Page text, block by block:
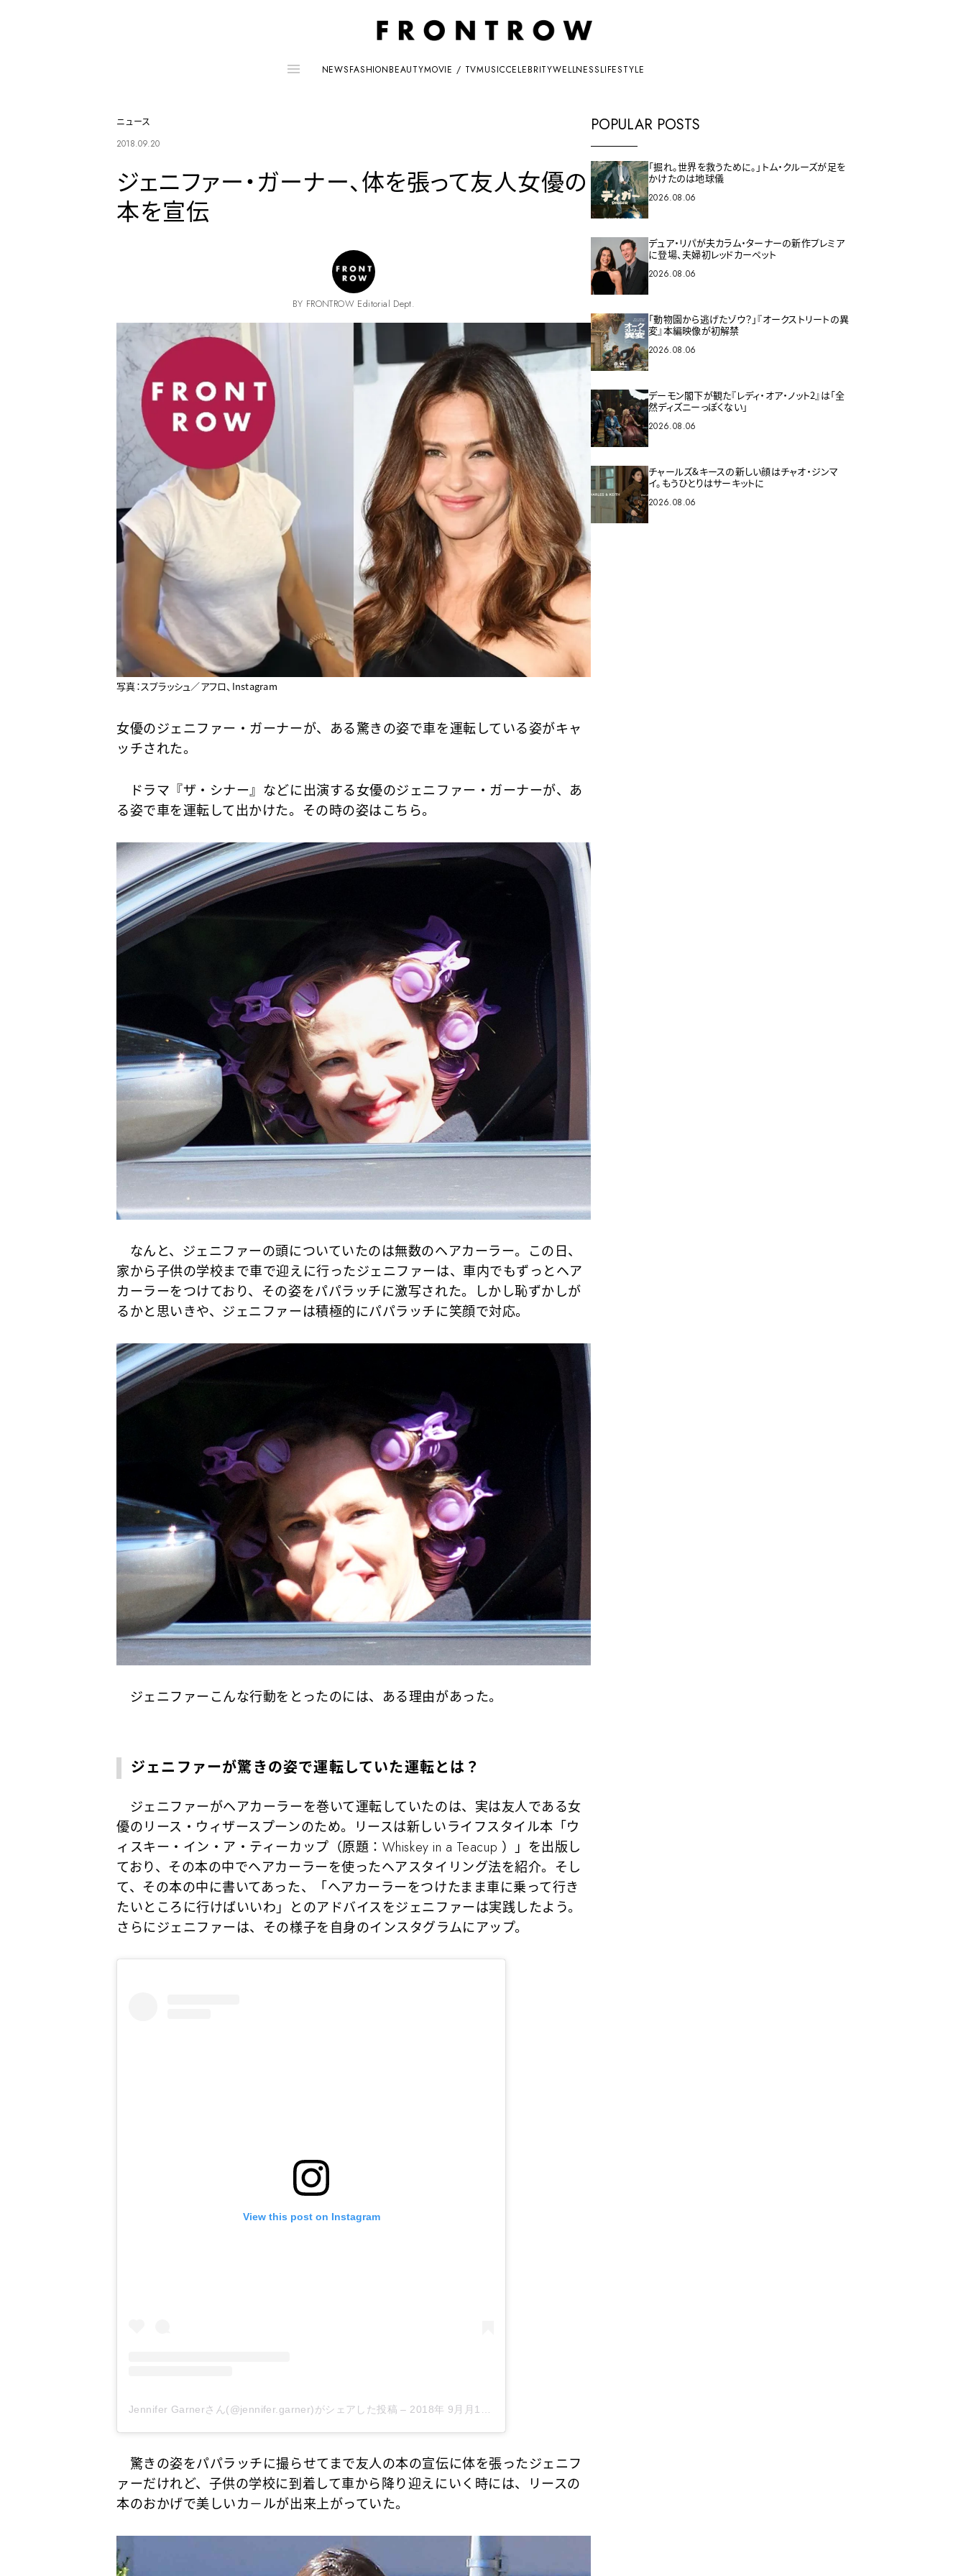
NEWSFASHIONBEAUTYMOVIE / TVMUSICCELEBRITYWELLNESSLIFESTYLE
ニュース
2018.09.20
ジェニファー・ガーナー、体を張って友人女優の
本を宣伝
BY FRONTROW Editorial Dept.
写真：スプラッシュ／アフロ、Instagram
女優のジェニファー・ガーナーが、ある驚きの姿で車を運転している姿がキャ
ッチされた。
ドラマ『ザ・シナー』などに出演する女優のジェニファー・ガーナーが、あ
る姿で車を運転して出かけた。その時の姿はこちら。
なんと、ジェニファーの頭についていたのは無数のヘアカーラー。この日、
家から子供の学校まで車で迎えに行ったジェニファーは、車内でもずっとヘア
カーラーをつけており、その姿をパパラッチに激写された。しかし恥ずかしが
るかと思いきや、ジェニファーは積極的にパパラッチに笑顔で対応。
ジェニファーこんな行動をとったのには、ある理由があった。
ジェニファーが驚きの姿で運転していた運転とは？
ジェニファーがヘアカーラーを巻いて運転していたのは、実は友人である女
優のリース・ウィザースプーンのため。リースは新しいライフスタイル本「ウ
ィスキー・イン・ア・ティーカップ（原題：Whiskey in a Teacup ）」を出版し
ており、その本の中でヘアカーラーを使ったヘアスタイリング法を紹介。そし
て、その本の中に書いてあった、「ヘアカーラーをつけたまま車に乗って行き
たいところに行けばいいわ」とのアドバイスをジェニファーは実践したよう。
さらにジェニファーは、その様子を自身のインスタグラムにアップ。
View this post on Instagram
Jennifer Garnerさん(@jennifer.garner)がシェアした投稿 – 2018年 9月月17日午後7時04分PDT
驚きの姿をパパラッチに撮らせてまで友人の本の宣伝に体を張ったジェニフ
ァーだけれど、子供の学校に到着して車から降り迎えにいく時には、リースの
本のおかげで美しいカ－ルが出来上がっていた。
POPULAR POSTS
「掘れ。世界を救うために。」トム・クルーズが足を
かけたのは地球儀
2026.08.06
デュア・リパが夫カラム・ターナーの新作プレミア
に登場、夫婦初レッドカーペット
2026.08.06
「動物園から逃げたゾウ？」『オークストリートの異
変』本編映像が初解禁
2026.08.06
デーモン閣下が観た『レディ・オア・ノット2』は「全
然ディズニーっぽくない」
2026.08.06
チャールズ&キースの新しい顔はチャオ・ジンマ
イ。もうひとりはサーキットに
2026.08.06